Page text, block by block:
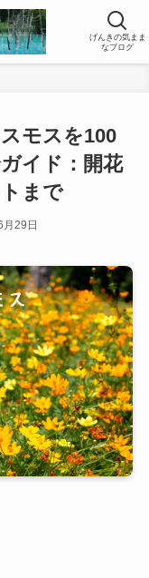
げんきの気まま
なブログ
モスを100
イド：開花
まで
29日